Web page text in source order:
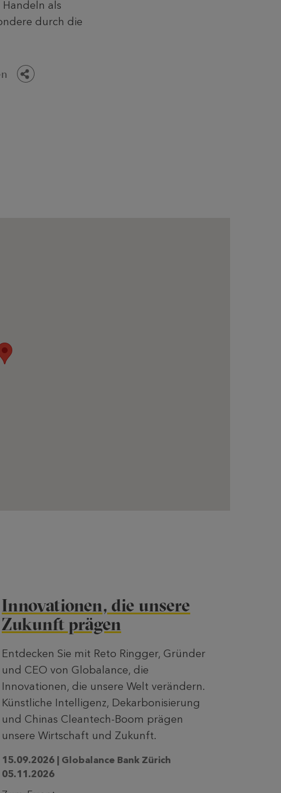
als
durch die
Innovationen, die unsere
Zukunft prägen
Entdecken Sie mit Reto Ringger, Gründer
und CEO von Globalance, die
Innovationen, die unsere Welt verändern.
Künstliche Intelligenz, Dekarbonisierung
und Chinas Cleantech-Boom prägen
unsere Wirtschaft und Zukunft.
15.09.2026 | Globalance Bank Zürich
05.11.2026